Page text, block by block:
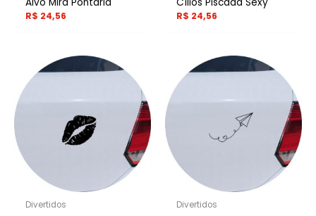
R$ 24,56 R$ 24,56
Divertidos Divertidos